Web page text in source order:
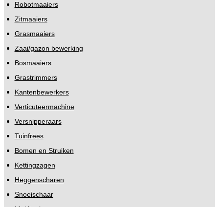
Robotmaaiers
Zitmaaiers
Grasmaaiers
Zaai/gazon bewerking
Bosmaaiers
Grastrimmers
Kantenbewerkers
Verticuteermachine
Versnipperaars
Tuinfrees
Bomen en Struiken
Kettingzagen
Heggenscharen
Snoeischaar